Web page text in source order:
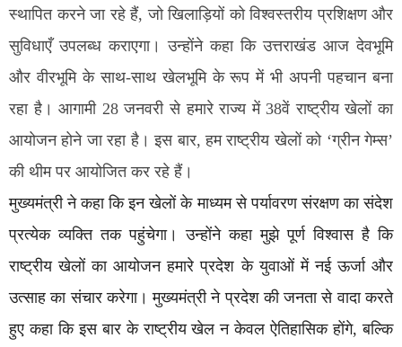
स्थापित करने जा रहे हैं, जो खिलाड़ियों को विश्वस्तरीय प्रशिक्षण और
सुविधाएँ उपलब्ध कराएगा। उन्होंने कहा कि उत्तराखंड आज देवभूमि
और वीरभूमि के साथ-साथ खेलभूमि के रूप में भी अपनी पहचान बना
रहा है। आगामी 28 जनवरी से हमारे राज्य में 38वें राष्ट्रीय खेलों का
आयोजन होने जा रहा है। इस बार, हम राष्ट्रीय खेलों को ‘ग्रीन गेम्स’
की थीम पर आयोजित कर रहे हैं।
मुख्यमंत्री ने कहा कि इन खेलों के माध्यम से पर्यावरण संरक्षण का संदेश
प्रत्येक व्यक्ति तक पहुंचेगा। उन्होंने कहा मुझे पूर्ण विश्वास है कि
राष्ट्रीय खेलों का आयोजन हमारे प्रदेश के युवाओं में नई ऊर्जा और
उत्साह का संचार करेगा। मुख्यमंत्री ने प्रदेश की जनता से वादा करते
हुए कहा कि इस बार के राष्ट्रीय खेल न केवल ऐतिहासिक होंगे, बल्कि